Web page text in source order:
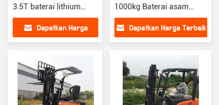
3.5T baterai lithium
forklift
Dapatkan Harga
1000kg Baterai asam
timbal Forklift
Dapatkan Harga Terbaik